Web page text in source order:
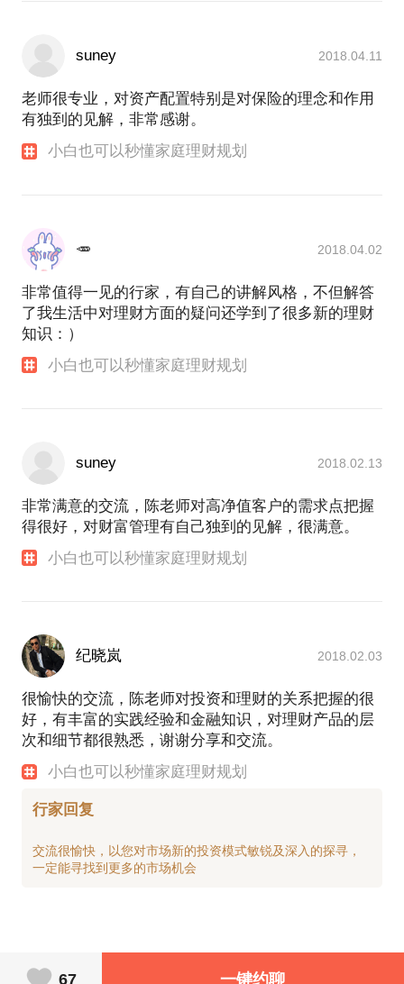
suney 2018.04.11
老师很专业，对资产配置特别是对保险的理念和作用
有独到的见解，非常感谢。
小白也可以秒懂家庭理财规划
🥕 2018.04.02
非常值得一见的行家，有自己的讲解风格，不但解答
了我生活中对理财方面的疑问还学到了很多新的理财
知识：）
小白也可以秒懂家庭理财规划
suney 2018.02.13
非常满意的交流，陈老师对高净值客户的需求点把握
得很好，对财富管理有自己独到的见解，很满意。
小白也可以秒懂家庭理财规划
纪晓岚 2018.02.03
很愉快的交流，陈老师对投资和理财的关系把握的很
好，有丰富的实践经验和金融知识，对理财产品的层
次和细节都很熟悉，谢谢分享和交流。
小白也可以秒懂家庭理财规划
行家回复
交流很愉快，以您对市场新的投资模式敏锐及深入的探寻，
67 一键约聊